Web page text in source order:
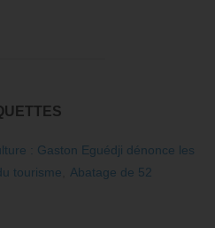
: Gaston Eguédji dénonce les
tourisme
Abatage de 52